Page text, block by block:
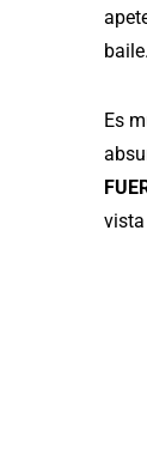
Es
vista